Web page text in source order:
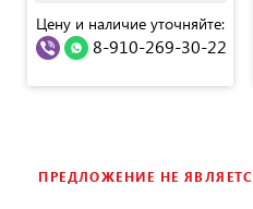
Цену и наличие уточняйте:
8-910-269-30-22
ПРЕДЛОЖЕНИЕ НЕ